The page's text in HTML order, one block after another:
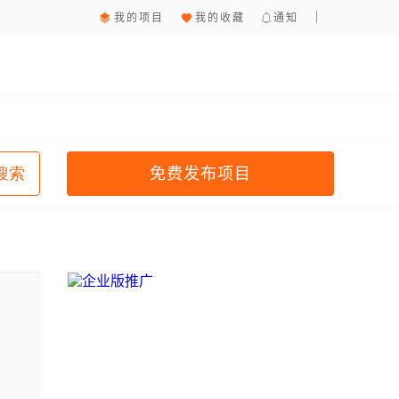
我的项目 我的收藏 通知
索 免费发布项目